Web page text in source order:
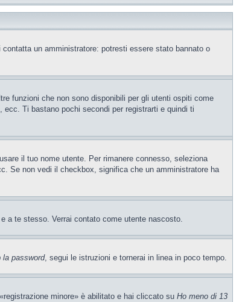
un amministratore: potresti essere stato bannato o
funzioni che non sono disponibili per gli utenti ospiti come
ecc. Ti bastano pochi secondi per registrarti e quindi ti
il tuo nome utente. Per rimanere connesso, seleziona
Se non vedi il checkbox, significa che un amministratore ha
a te stesso. Verrai contato come utente nascosto.
la password, segui le istruzioni e tornerai in linea in poco tempo.
minore» è abilitato e hai cliccato su Ho meno di 13